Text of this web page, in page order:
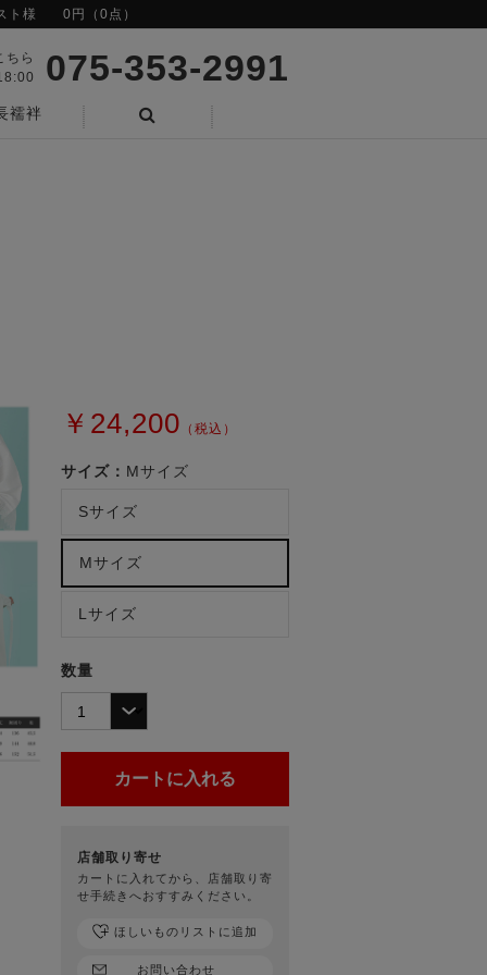
ト様 0円（0点）
ちら
075-353-2991
襦袢
￥24,200 （税込）
サイズ： Mサイズ
Sサイズ
Mサイズ
Lサイズ
数量
店舗取り寄せ
カートに入れてから、店舗取り寄
せ手続きへおすすみください。
お問い合わせ
ほしいものリストに追加